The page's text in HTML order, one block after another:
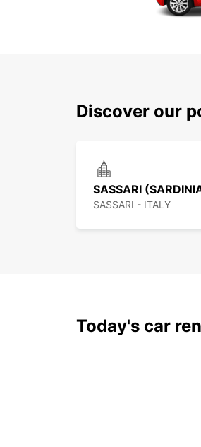
Discover our
SASSARI
SASSARI - ITALY
Today's car